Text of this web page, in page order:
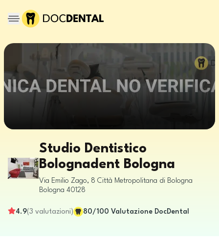
Studio Dentistico
Bolognadent Bologna
Via Emilio Zago, 8 Città Metropolitana di Bologna
Bologna 40128
4.9(3 valutazioni) 80/100 Valutazione DocDental